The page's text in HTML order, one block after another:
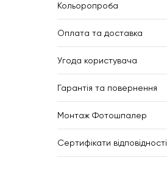
Кольоропроба
Оплата та доставка
Угода користувача
Гарантія та повернення
Монтаж Фотошпалер
Сертифікати відповідності